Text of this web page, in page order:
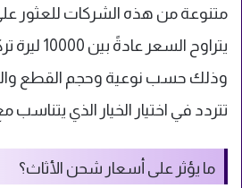
متنوعة من هذه الشركات للعثور
وذلك حسب نوعية وحجم القطع
تتردد في اختيار الخيار الذي يتناسب
ما يؤثر على أسعار شحن الأثاث؟